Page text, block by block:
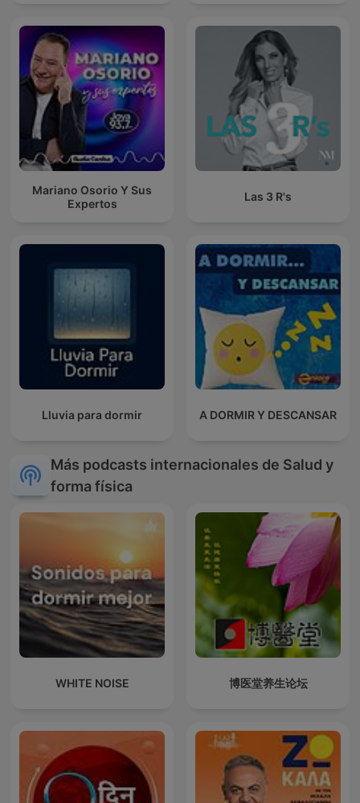
Mariano Osorio Y Sus
Expertos
Las 3 R's
Lluvia para dormir A DORMIR Y DESCANSAR
Más podcasts internacionales de Salud y
forma física
WHITE NOISE 博医堂养生论坛